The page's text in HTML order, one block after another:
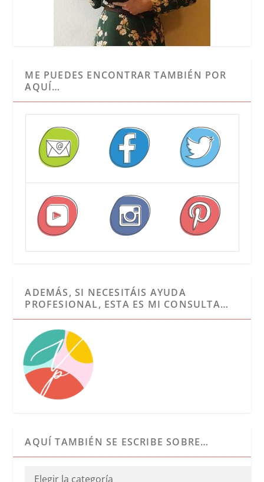
ME PUEDES ENCONTRAR TAMBIÉN POR
AQUÍ…
ADEMÁS, SI NECESITÁIS AYUDA
PROFESIONAL, ESTA ES MI CONSULTA…
AQUÍ TAMBIÉN SE ESCRIBE SOBRE…